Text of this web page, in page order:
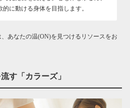
的に動ける身体を目指します。
、あなたの温(ON)を見つけるリソースをお
す「カラーズ」